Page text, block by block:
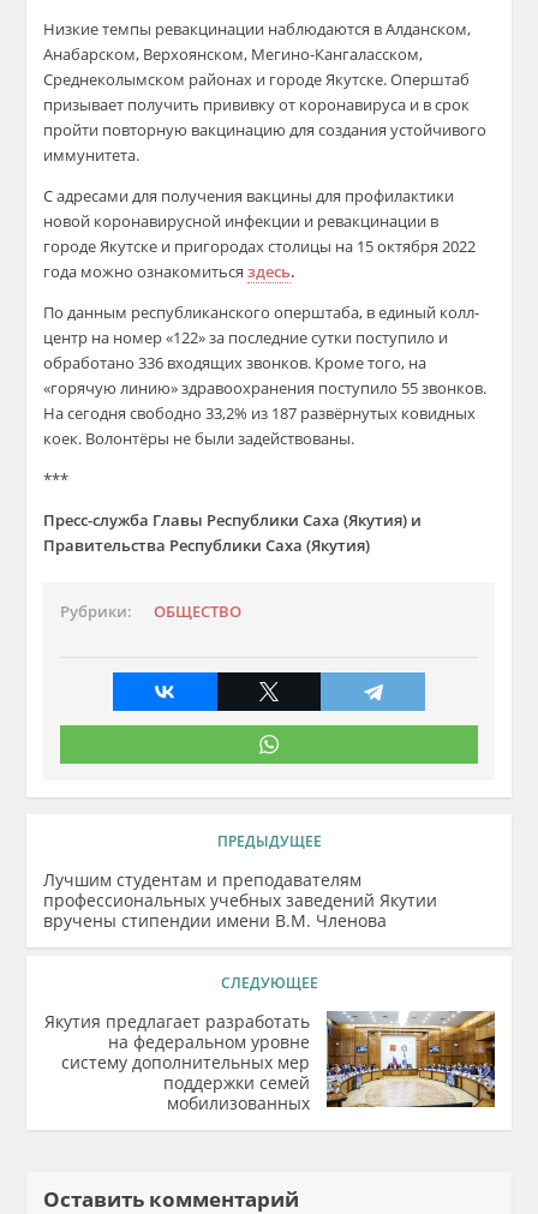
Низкие темпы ревакцинации наблюдаются в Алданском,
Анабарском, Верхоянском, Мегино-Кангаласском,
Среднеколымском районах и городе Якутске. Оперштаб
призывает получить прививку от коронавируса и в срок
пройти повторную вакцинацию для создания устойчивого
иммунитета.
С адресами для получения вакцины для профилактики
новой коронавирусной инфекции и ревакцинации в
городе Якутске и пригородах столицы на 15 октября 2022
года можно ознакомитьсяздесь.
По данным республиканского оперштаба, в единый колл-
центр на номер «122» за последние сутки поступило и
обработано 336 входящих звонков. Кроме того, на
«горячую линию» здравоохранения поступило 55 звонков.
На сегодня свободно 33,2% из 187 развёрнутых ковидных
коек. Волонтёры не были задействованы.
***
Пресс-служба Главы Республики Саха (Якутия) и
Правительства Республики Саха (Якутия)
Рубрики: ОБЩЕСТВО
ПРЕДЫДУЩЕЕ
Лучшим студентам и преподавателям
профессиональных учебных заведений Якутии
вручены стипендии имени В.М. Членова
СЛЕДУЮЩЕЕ
Якутия предлагает разработать
на федеральном уровне
систему дополнительных мер
поддержки семей
мобилизованных
Оставить комментарий